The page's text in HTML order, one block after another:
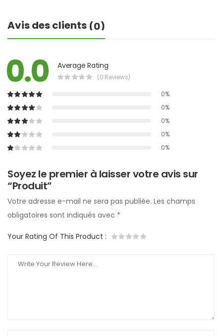
Avis des clients (0)
0.0 Average Rating
(0 Reviews)
0%
0%
0%
0%
0%
Soyez le premier à laisser votre avis sur
“Produit”
Votre adresse e-mail ne sera pas publiée. Les champs
obligatoires sont indiqués avec *
Your Rating Of This Product :